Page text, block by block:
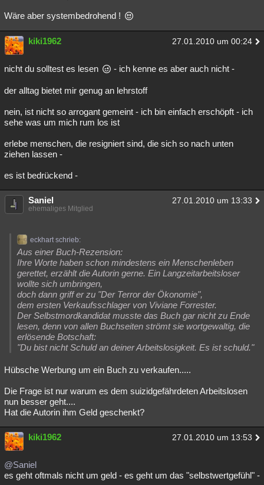
Wäre aber systembedrohend !
kiki1962 27.01.2010 um 00:24
nicht du solltest es lesen - ich kenne es aber auch nicht -
der alltag bietet mir genug an lehrstoff
nein, ist nicht so arrogant gemeint - ich bin einfach erschöpft - ich
sehe was um mich rum los ist
erlebe menschen, die resigniert sind, die sich so nach unten
ziehen lassen -
es ist bedrückend -
Saniel 27.01.2010 um 13:33
ehemaliges Mitglied
eckhart schrieb:
Aus einer Buch-Rezension:
Ihre Worte haben schon mindestens ein Menschenleben
gerettet, erzählt die Autorin gerne. Ein Langzeitarbeitsloser
wollte sich umbringen,
doch dann griff er zu "Der Terror der Ökonomie",
dem ersten Verkaufsschlager von Viviane Forrester.
Der Selbstmordkandidat musste das Buch gar nicht zu Ende
lesen, denn von allen Buchseiten strömt sie wortgewaltig, die
erlösende Botschaft:
"Du bist nicht Schuld an deiner Arbeitslosigkeit. Es ist schuld."
Hübsche Werbung um ein Buch zu verkaufen.....
Die Frage ist nur warum es dem suizidgefährdeten Arbeitslosen
nun besser geht....
Hat die Autorin ihm Geld geschenkt?
kiki1962 27.01.2010 um 13:53
@Saniel
es geht oftmals nicht um geld - es geht um das "selbstwertgefühl" -